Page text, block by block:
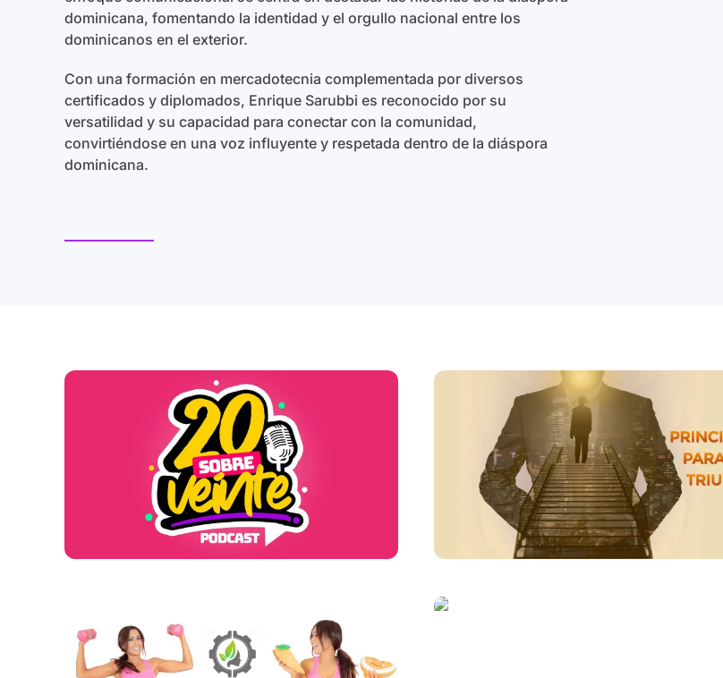
dominicana, fomentando la identidad y el orgullo nacional entre los
dominicanos en el exterior.
Con una formación en mercadotecnia complementada por diversos
certificados y diplomados, Enrique Sarubbi es reconocido por su
versatilidad y su capacidad para conectar con la comunidad,
convirtiéndose en una voz influyente y respetada dentro de la diáspora
dominicana.